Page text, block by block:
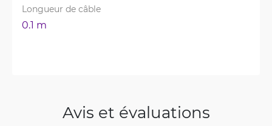
Longueur de câble
0.1 m
Avis et évaluations